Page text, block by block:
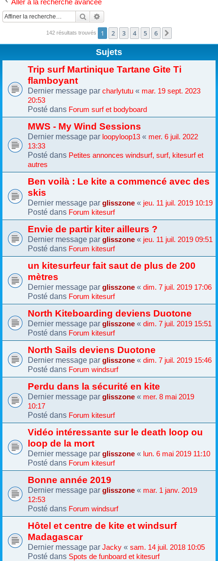
Aller à la recherche avancée
Rechercher
142 résultats trouvés 1 2 3 4 5 6
Sujets
Trip surf Martinique Tartane Gite Ti
flamboyant
Dernier message par charlytutu « mar. 19 sept. 2023
20:53
Posté dans Forum surf et bodyboard
MWS - My Wind Sessions
Dernier message par loopyloop13 « mer. 6 juil. 2022
13:33
Posté dans Petites annonces windsurf, surf, kitesurf et
autres
Ben voilà : Le kite a commencé avec des
skis
Dernier message par glisszone « jeu. 11 juil. 2019 10:19
Posté dans Forum kitesurf
Envie de partir kiter ailleurs ?
Dernier message par glisszone « jeu. 11 juil. 2019 09:51
Posté dans Forum kitesurf
un kitesurfeur fait saut de plus de 200
mètres
Dernier message par glisszone « dim. 7 juil. 2019 17:06
Posté dans Forum kitesurf
North Kiteboarding deviens Duotone
Dernier message par glisszone « dim. 7 juil. 2019 15:51
Posté dans Forum kitesurf
North Sails deviens Duotone
Dernier message par glisszone « dim. 7 juil. 2019 15:46
Posté dans Forum windsurf
Perdu dans la sécurité en kite
Dernier message par glisszone « mer. 8 mai 2019
10:17
Posté dans Forum kitesurf
Vidéo intéressante sur le death loop ou
loop de la mort
Dernier message par glisszone « lun. 6 mai 2019 11:10
Posté dans Forum kitesurf
Bonne année 2019
Dernier message par glisszone « mar. 1 janv. 2019
12:53
Posté dans Forum windsurf
Hôtel et centre de kite et windsurf
Madagascar
Dernier message par Jacky « sam. 14 juil. 2018 10:05
Posté dans Spots de funboard et kitesurf